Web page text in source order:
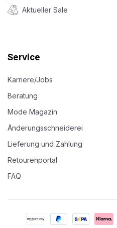
Aktueller Sale
Service
Karriere/Jobs
Beratung
Mode Magazin
Änderungsschneiderei
Lieferung und Zahlung
Retourenportal
FAQ